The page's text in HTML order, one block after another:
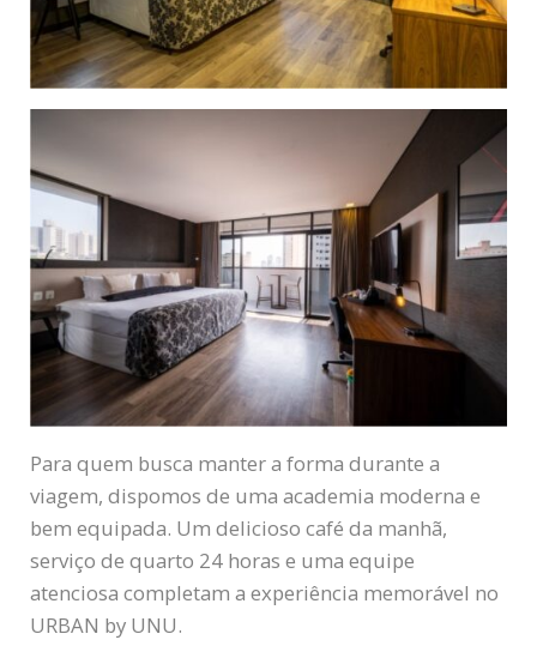
Para quem busca manter a forma durante a
viagem, dispomos de uma academia moderna e
bem equipada. Um delicioso café da manhã,
serviço de quarto 24 horas e uma equipe
atenciosa completam a experiência memorável no
URBAN by UNU.